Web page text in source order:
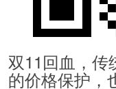
双11回血，传
的价格保护，